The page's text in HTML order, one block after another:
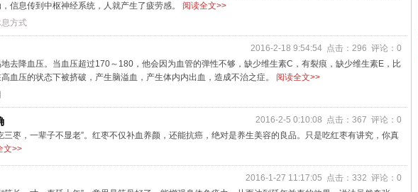
信息传到中枢神经系统，人就产生了疲劳感。
阅读全文>>
方式
2016-2-18 9:54:54 点击：296 评论：0
去降血压。当血压超过170～180，他会因为血管的弹性不够，缺少维生素C，有裂痕，缺少维生素E，比
血压的状态下被挤破，产生脑溢血，产生体内内出血，造成不治之症。
阅读全文>>
2016-2-5 0:10:08 点击：367 评论：0
三枣，一辈子不显老”。红枣不仅补血养颜，还能抗癌，绝对是养生美容的良品。只是吃红枣有讲究，你真
文>>
2016-1-27 11:17:05 点击：332 评论：0